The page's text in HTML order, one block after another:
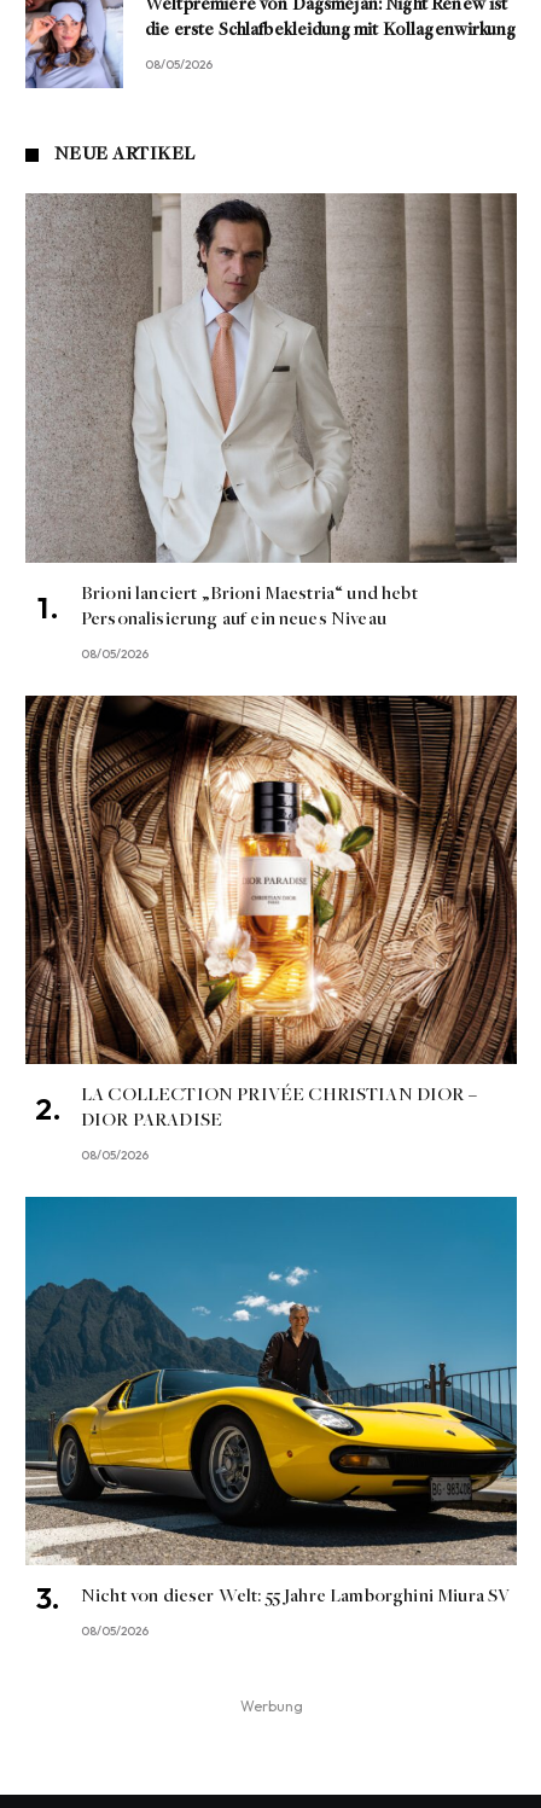
Weltpremiere von Dagsmejan: Night Renew ist
die erste Schlafbekleidung mit Kollagenwirkung
08/05/2026
NEUE ARTIKEL
Brioni lanciert „Brioni Maestria“ und hebt
Personalisierung auf ein neues Niveau
08/05/2026
LA COLLECTION PRIVÉE CHRISTIAN DIOR –
DIOR PARADISE
08/05/2026
Nicht von dieser Welt: 55 Jahre Lamborghini Miura SV
08/05/2026
Werbung